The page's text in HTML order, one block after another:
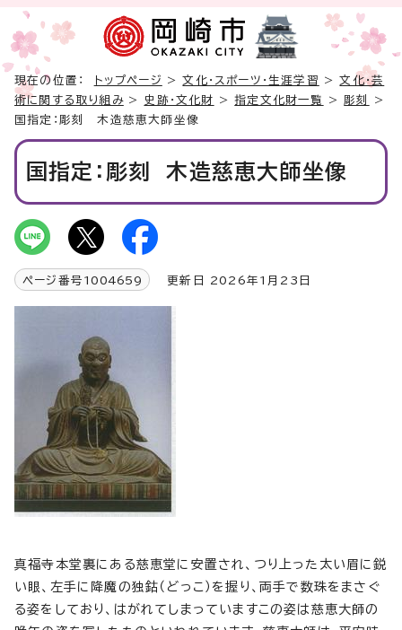
現在の位置： トップページ >文化・スポーツ・生涯学習 >文化・芸
術に関する取り組み> 史跡・文化財 >指定文化財一覧 >彫刻
>
国指定：彫刻 木造慈恵大師坐像
国指定：彫刻 木造慈恵大師坐像
ページ番号 1004659 更新日 2026年1月23日
真福寺本堂裏にある慈恵堂に安置され、つり上った太い眉に鋭
い眼、左手に降魔の独鈷（どっこ）を握り、両手で数珠をまさぐ
る姿をしており、はがれてしまっていますこの姿は慈恵大師の